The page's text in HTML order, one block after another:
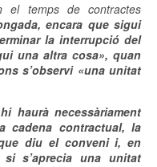
el temps de contractes
encara que sigui
la interrupció del
una altra cosa», quan
s’observi «una unitat
haurà necessàriament
cadena contractual, la
diu el conveni i, en
s’aprecia una unitat